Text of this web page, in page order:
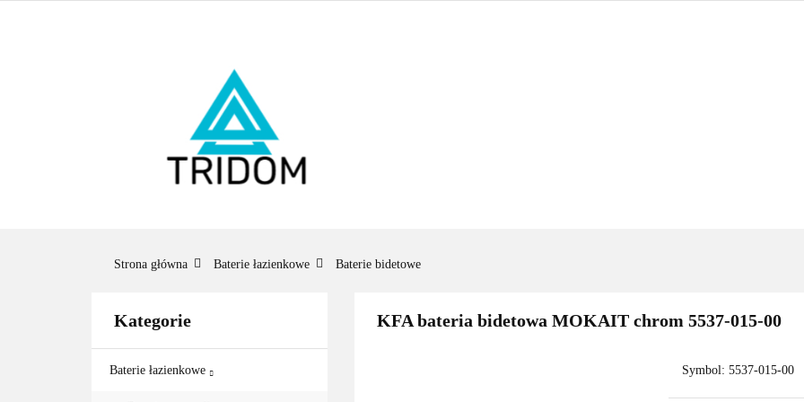
Strona główna Baterie łazienkowe Baterie bidetowe
Kategorie
Baterie łazienkowe
KFA bateria bidetowa MOKAIT chrom 5537-015-00
Symbol:5537-015-00